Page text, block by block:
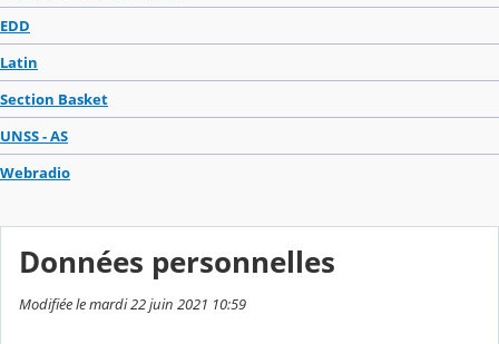
EDD
Latin
Section Basket
UNSS - AS
Webradio
Données personnelles
Modifiée le mardi 22 juin 2021 10:59